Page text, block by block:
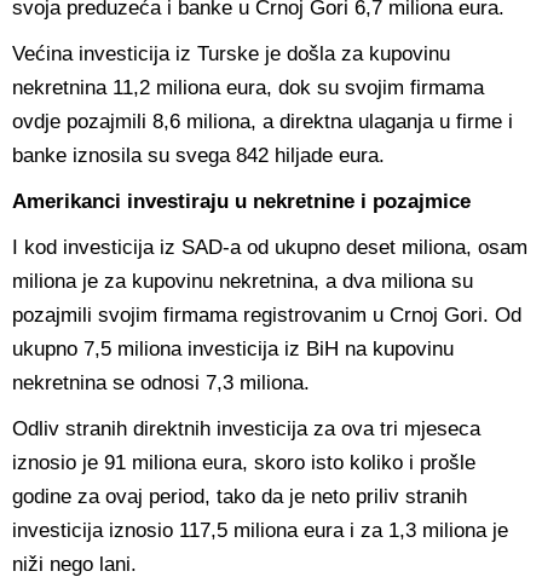
svoja preduzeća i banke u Crnoj Gori 6,7 miliona eura.
Većina investicija iz Turske je došla za kupovinu
nekretnina 11,2 miliona eura, dok su svojim firmama
ovdje pozajmili 8,6 miliona, a direktna ulaganja u firme i
banke iznosila su svega 842 hiljade eura.
Amerikanci investiraju u nekretnine i pozajmice
I kod investicija iz SAD-a od ukupno deset miliona, osam
miliona je za kupovinu nekretnina, a dva miliona su
pozajmili svojim firmama registrovanim u Crnoj Gori. Od
ukupno 7,5 miliona investicija iz BiH na kupovinu
nekretnina se odnosi 7,3 miliona.
Odliv stranih direktnih investicija za ova tri mjeseca
iznosio je 91 miliona eura, skoro isto koliko i prošle
godine za ovaj period, tako da je neto priliv stranih
investicija iznosio 117,5 miliona eura i za 1,3 miliona je
niži nego lani.